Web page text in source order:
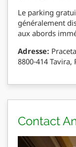
Le parking
généralement
aux abords
Adresse:
8800-414 Tavira,
Contact